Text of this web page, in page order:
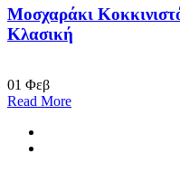
Μοσχαράκι
Κλασική
01 Φεβ
Read More